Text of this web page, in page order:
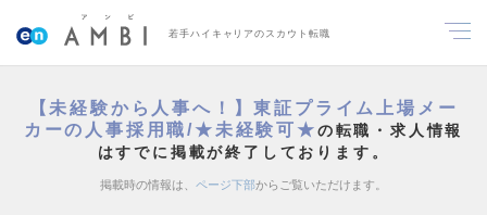
若手ハイキャリアのスカウト転職
【未経験から人事へ！】東証プライム上場メー
カーの人事採用職/★未経験可★の転職・求人情報
はすでに掲載が終了しております。
掲載時の情報は、 ページ下部からご覧いただけます。